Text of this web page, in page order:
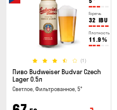
Горечь
32 IBU
Плотность
11.9 %
(1)
Пиво Budweiser Budvar Czech
Lager 0.5л
Светлое, Фильтрованное, 5°